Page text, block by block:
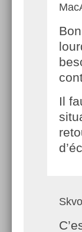
Il